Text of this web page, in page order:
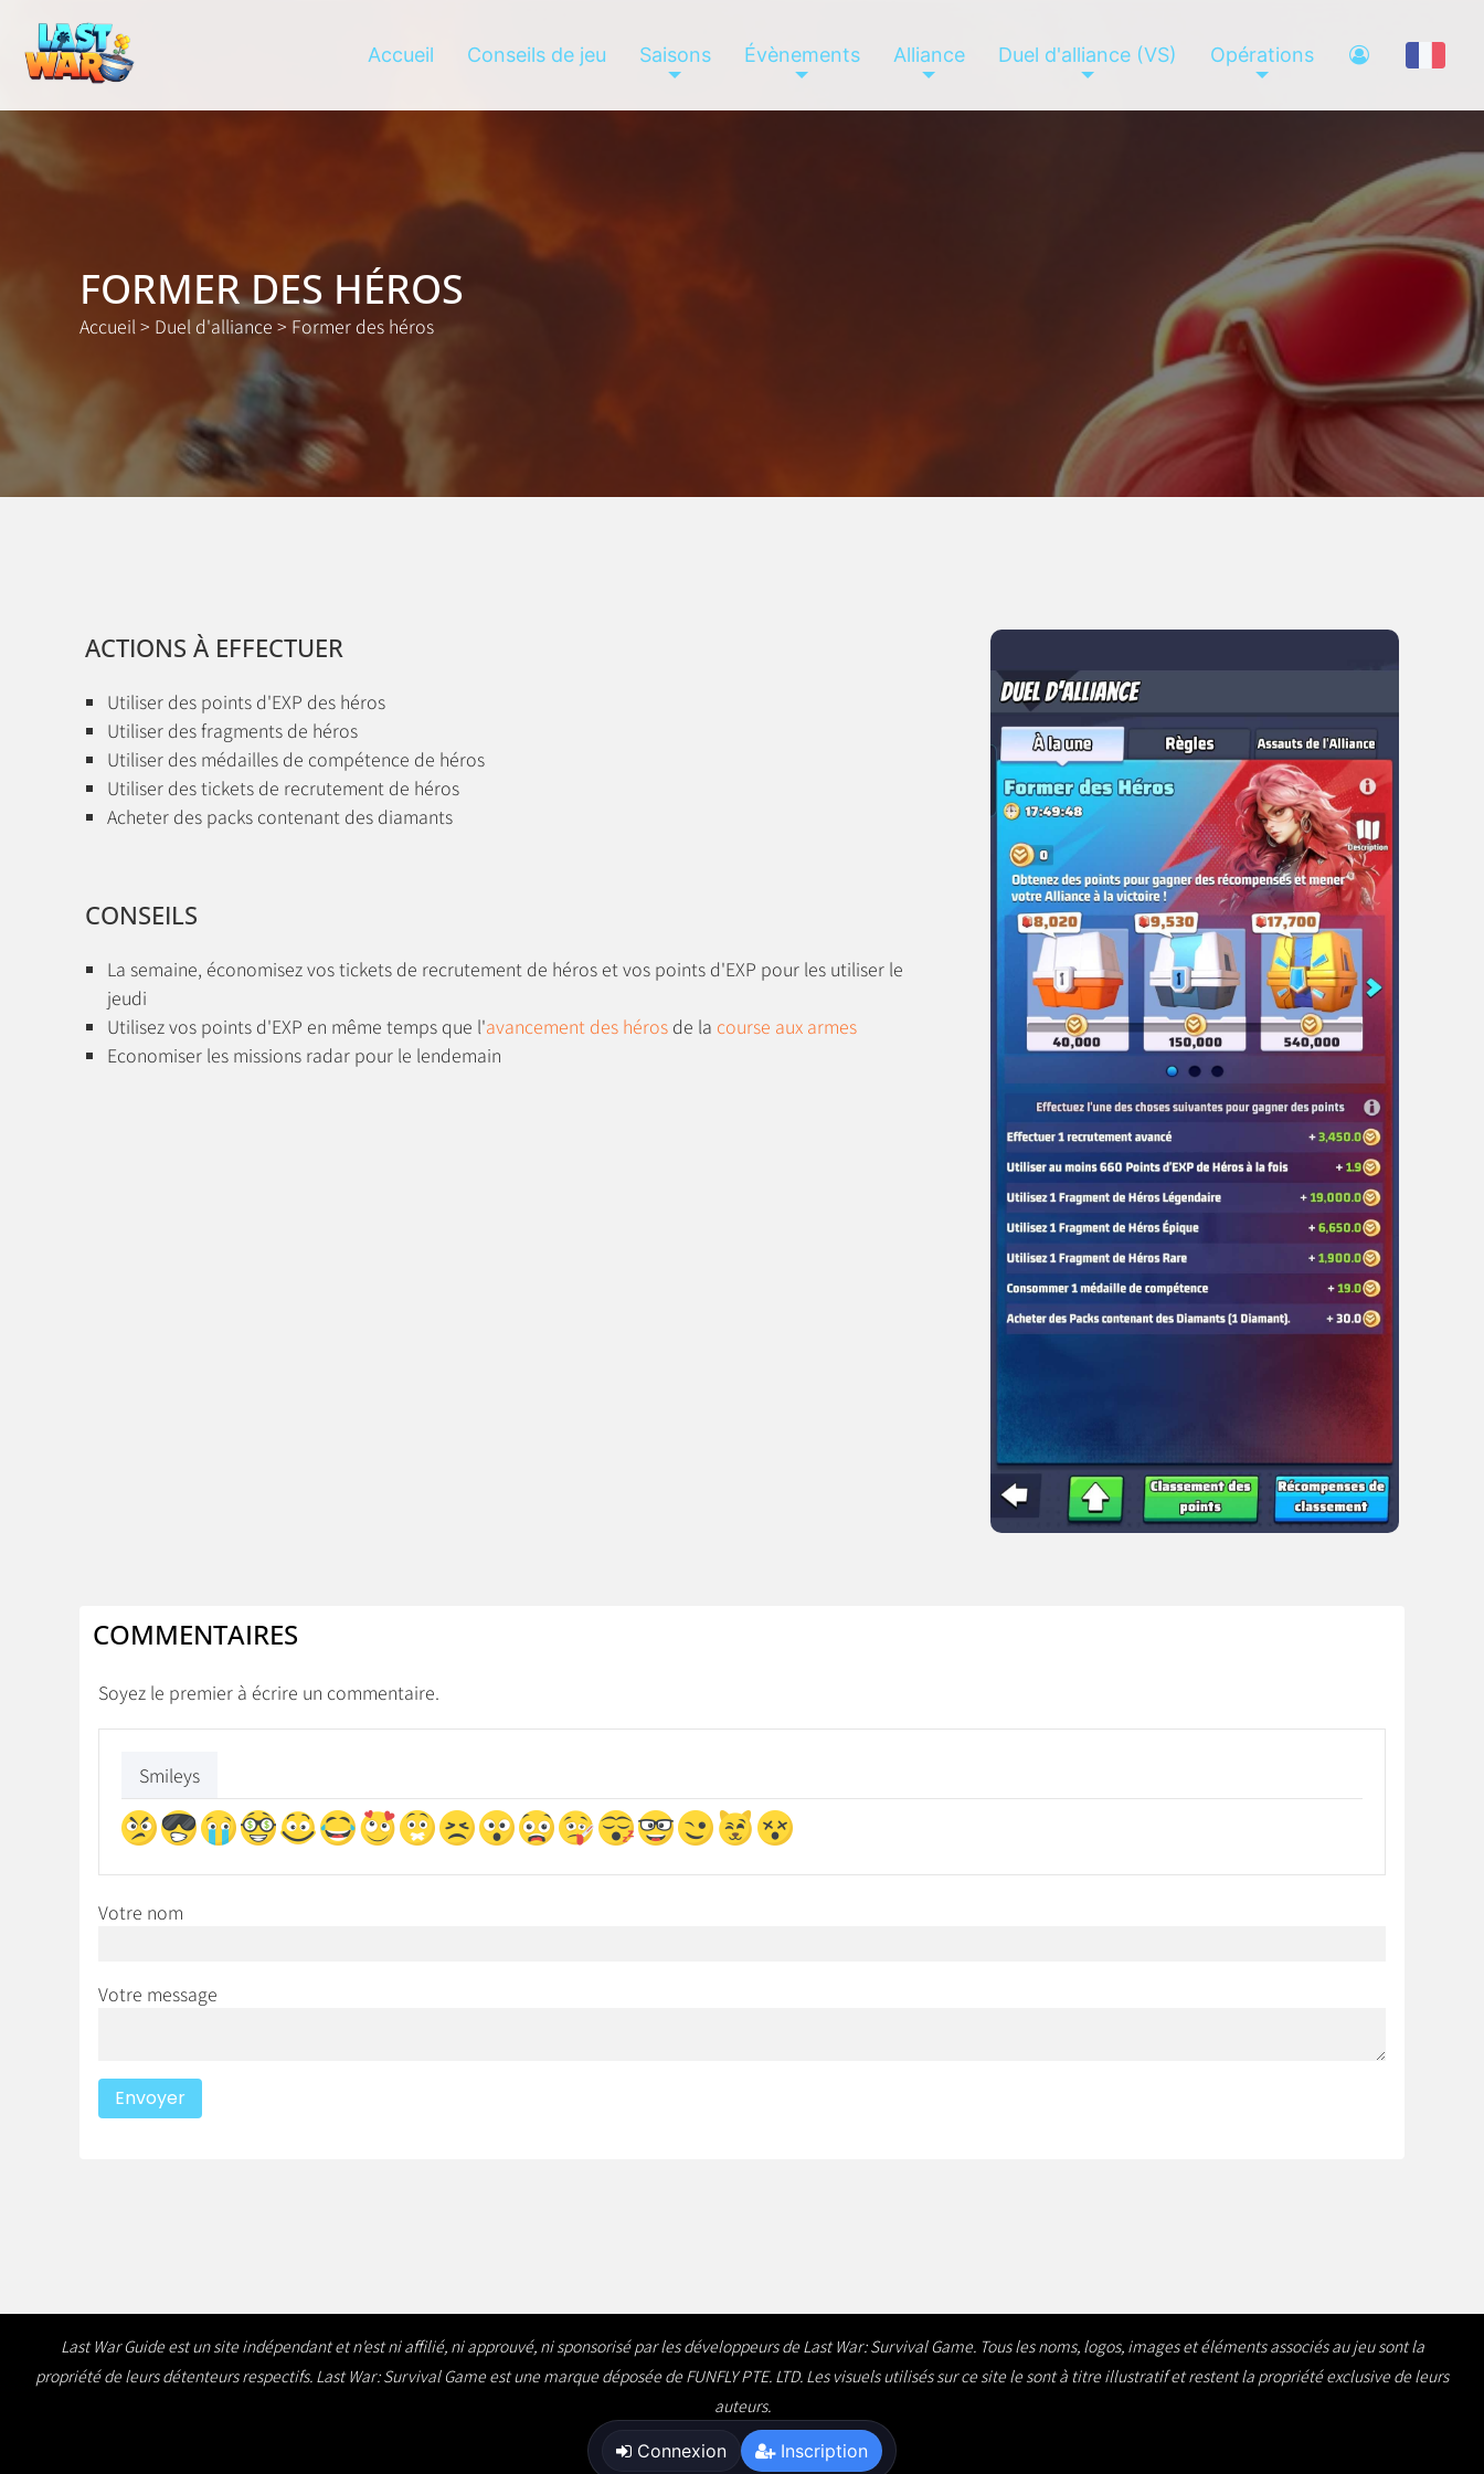
Connexion Inscription
Accueil Conseils de jeu Saisons Évènements Alliance Duel d'alliance (VS) Opérations
FORMER DES HÉROS
Accueil> Duel d'alliance > Former des héros
ACTIONS À EFFECTUER
Utiliser des points d'EXP des héros
Utiliser des fragments de héros
Utiliser des médailles de compétence de héros
Utiliser des tickets de recrutement de héros
Acheter des packs contenant des diamants
CONSEILS
La semaine, économisez vos tickets de recrutement de héros et vos points d'EXP pour les utiliser le
jeudi
Utilisez vos points d'EXP en même temps que l'avancement des héros de la course aux armes
Economiser les missions radar pour le lendemain
COMMENTAIRES
Soyez le premier à écrire un commentaire.
Smileys
Votre nom
Votre message
Last War Guide est un site indépendant et n'est ni affilié, ni approuvé, ni sponsorisé par les développeurs de Last War: Survival Game. Tous les noms, logos, images et éléments associés au jeu sont la
propriété de leurs détenteurs respectifs. Last War: Survival Game est une marque déposée de FUNFLY PTE. LTD. Les visuels utilisés sur ce site le sont à titre illustratif et restent la propriété exclusive de leurs
auteurs.
Demande de contact